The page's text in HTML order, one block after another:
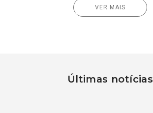
VER MAIS
Últimas notícias